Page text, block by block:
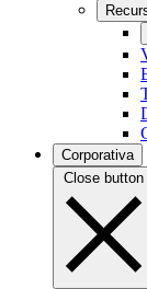
Corporativa
Close button